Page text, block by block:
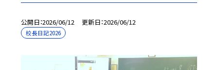
公開日 2026/06/12 更新日 2026/06/12
校長日記2026